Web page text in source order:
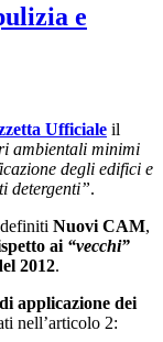
e
Ufficiale il
ambientali minimi
degli edifici e
detergenti”.
Nuovi CAM,
ai“vecchi”
2012.
applicazione dei
nell’articolo 2: